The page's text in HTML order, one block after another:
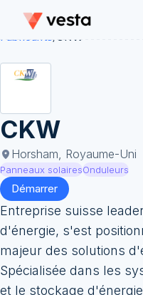
Fabricants/ CKW
CKW
Horsham, Royaume-Uni
Panneaux solairesOnduleurs
Démarrer
Entreprise suisse
d'énergie, s'est
majeur des solutions
Spécialisée dans les
et le stockage